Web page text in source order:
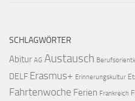
SCHLAGWÖRTER
Abitur AG Austausch
DELF Erasmus+ Erinnerungskultur
Fahrtenwoche Ferien Frankreich